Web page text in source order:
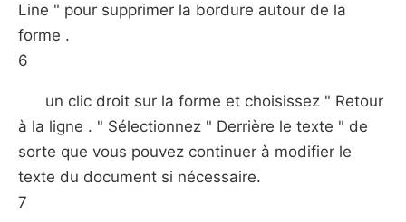
Line " pour supprimer la bordure autour de la
forme .
6
un clic droit sur ​​la forme et choisissez " Retour
à la ligne . " Sélectionnez " Derrière le texte " de
sorte que vous pouvez continuer à modifier le
texte du document si nécessaire.
7